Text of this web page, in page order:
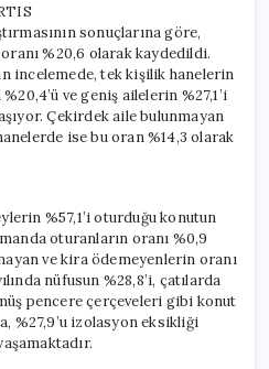
sonuçlarına göre,
%20,6 olarak kaydedildi.
incelemede, tek kişilik hanelerin
ve geniş ailelerin %27,1’i
Çekirdek aile bulunmayan
ise bu oran %14,3 olarak
%57,1’i oturduğu konutun
oturanların oranı %0,9
ve kira ödemeyenlerin oranı
nüfusun %28,8’i, çatılarda
pencere çerçeveleri gibi konut
%27,9’u izolasyon eksikliği